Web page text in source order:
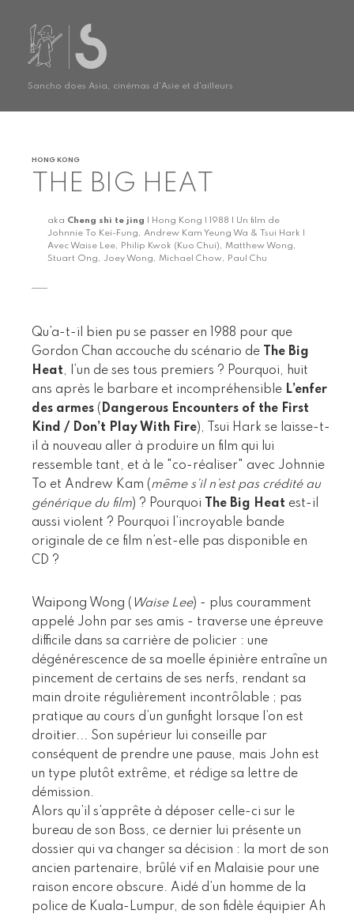
Sancho does Asia, cinémas d'Asie et d'ailleurs
HONG KONG
THE BIG HEAT
aka Cheng shi te jing | Hong Kong | 1988 | Un film de
Johnnie To Kei-Fung, Andrew Kam Yeung Wa & Tsui Hark |
Avec Waise Lee, Philip Kwok (Kuo Chui), Matthew Wong,
Stuart Ong, Joey Wong, Michael Chow, Paul Chu
Qu’a-t-il bien pu se passer en 1988 pour que
Gordon Chan accouche du scénario de
The Big
Heat, l’un de ses tous premiers ? Pourquoi, huit
ans après le barbare et incompréhensible L’enfer
des armes ( Dangerous Encounters of the First
Kind / Don’t Play With Fire), Tsui Hark se laisse-t-
il à nouveau aller à produire un film qui lui
ressemble tant, et à le "co-réaliser" avec Johnnie
To et Andrew Kam (même s’il n’est pas crédité au
générique du film) ? Pourquoi The Big Heat est-il
aussi violent ? Pourquoi l’incroyable bande
originale de ce film n’est-elle pas disponible en
CD ?
Waipong Wong ( Waise Lee) - plus couramment
appelé John par ses amis - traverse une épreuve
difficile dans sa carrière de policier : une
dégénérescence de sa moelle épinière entraîne un
pincement de certains de ses nerfs, rendant sa
main droite régulièrement incontrôlable ; pas
pratique au cours d’un gunfight lorsque l’on est
droitier... Son supérieur lui conseille par
conséquent de prendre une pause, mais John est
un type plutôt extrême, et rédige sa lettre de
démission.
Alors qu’il s’apprête à déposer celle-ci sur le
bureau de son Boss, ce dernier lui présente un
dossier qui va changer sa décision : la mort de son
ancien partenaire, brûlé vif en Malaisie pour une
raison encore obscure. Aidé d’un homme de la
police de Kuala-Lumpur, de son fidèle équipier Ah